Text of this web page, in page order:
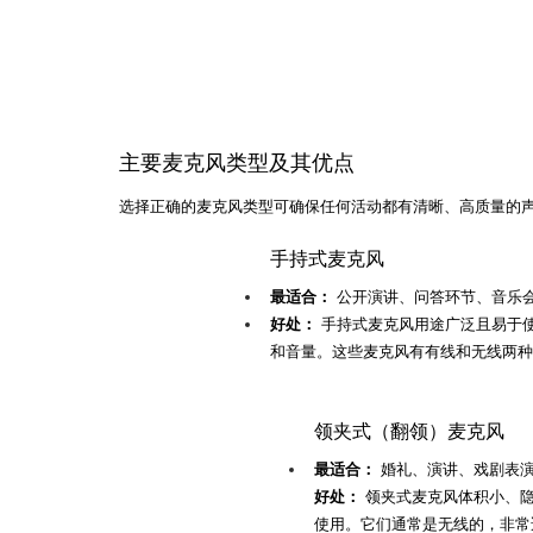
主要麦克风类型及其优点
选择正确的麦克风类型可确保任何活动都有清晰、高质量
手持式麦克风
最适合： 公开演讲、问答环节、音乐
好处： 手持式麦克风用途广泛且易于
和音量。这些麦克风有有线和无线两
领夹式（翻领）麦克风
最适合： 婚礼、演讲、戏剧表
好处： 领夹式麦克风体积小、
使用。它们通常是无线的，非